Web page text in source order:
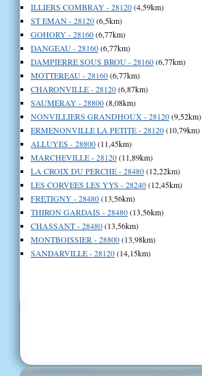
ILLIERS COMBRAY - 28120(4,59km)
ST EMAN - 28120(6,5km)
GOHORY - 28160(6,77km)
DANGEAU - 28160(6,77km)
DAMPIERRE SOUS BROU - 28160(6,77km)
MOTTEREAU - 28160(6,77km)
CHARONVILLE - 28120(6,87km)
SAUMERAY - 28800(8,08km)
NONVILLIERS GRANDHOUX - 28120(9,52km)
ERMENONVILLE LA PETITE - 28120(10,79km)
ALLUYES - 28800(11,45km)
MARCHEVILLE - 28120(11,89km)
LA CROIX DU PERCHE - 28480(12,22km)
LES CORVEES LES YYS - 28240(12,45km)
FRETIGNY - 28480(13,56km)
THIRON GARDAIS - 28480(13,56km)
CHASSANT - 28480(13,56km)
MONTBOISSIER - 28800(13,98km)
SANDARVILLE - 28120(14,15km)